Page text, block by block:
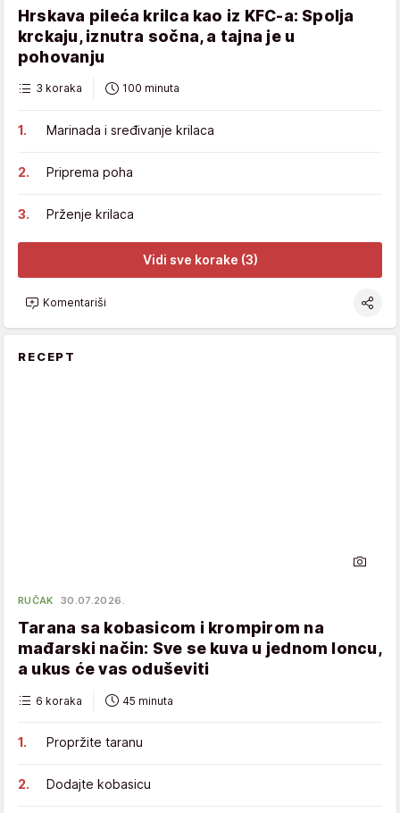
Hrskava pileća krilca kao iz KFC-a: Spolja
krckaju, iznutra sočna, a tajna je u
pohovanju
3 koraka 100 minuta
Marinada i sređivanje krilaca
Priprema poha
Prženje krilaca
Vidi sve korake (3)
Komentariši
RECEPT
RUČAK 30.07.2026.
Tarana sa kobasicom i krompirom na
mađarski način: Sve se kuva u jednom loncu,
a ukus će vas oduševiti
6 koraka 45 minuta
Propržite taranu
Dodajte kobasicu